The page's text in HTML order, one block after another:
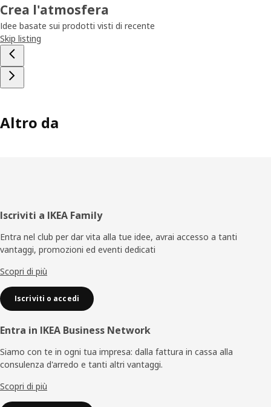
Crea l'atmosfera
Idee basate sui prodotti visti di recente
Skip listing
Altro da
Piè
di
pagina
Iscriviti a IKEA Family
Entra nel club per dar vita alla tue idee, avrai accesso a tanti
vantaggi, promozioni ed eventi dedicati
Scopri di più
Iscriviti o accedi
Entra in IKEA Business Network
Siamo con te in ogni tua impresa: dalla fattura in cassa alla
consulenza d'arredo e tanti altri vantaggi.
Scopri di più